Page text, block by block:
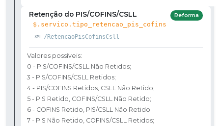
Retenção do PIS/COFINS/CSLL
$.servico.tipo_retencao_pis_cofins
/RetencaoPisCofinsCsll
Reforma
Valores possíveis:
0 - PIS/COFINS/CSLL Não Retidos;
3 - PIS/COFINS/CSLL Retidos;
4 - PIS/COFINS Retidos, CSLL Não Retido;
5 - PIS Retido, COFINS/CSLL Não Retido;
6 - COFINS Retido, PIS/CSLL Não Retido;
7 - PIS Não Retido, COFINS/CSLL Retidos;